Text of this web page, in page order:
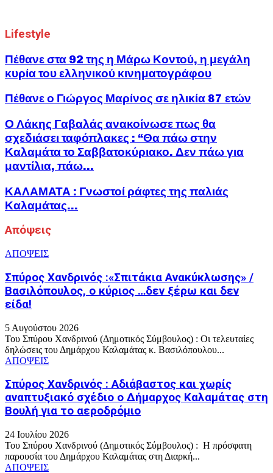
Lifestyle
Πέθανε στα 92 της η Μάρω Κοντού, η μεγάλη
κυρία του ελληνικού κινηματογράφου
Πέθανε ο Γιώργος Μαρίνος σε ηλικία 87 ετών
Ο Λάκης Γαβαλάς ανακοίνωσε πως θα
σχεδιάσει ταφόπλακες : “Θα πάω στην
Καλαμάτα το Σαββατοκύριακο. Δεν πάω για
μαντίλια, πάω...
ΚΑΛΑΜΑΤΑ : Γνωστοί ράφτες της παλιάς
Καλαμάτας…
Απόψεις
ΑΠΟΨΕΙΣ
Σπύρος Χανδρινός :«Σπιτάκια Ανακύκλωσης» /
Βασιλόπουλος, ο κύριος …δεν ξέρω και δεν
είδα!
5 Αυγούστου 2026
Του Σπύρου Χανδρινού (Δημοτικός Σύμβουλος) : Οι τελευταίες
δηλώσεις του Δημάρχου Καλαμάτας κ. Βασιλόπουλου...
ΑΠΟΨΕΙΣ
Σπύρος Χανδρινός : Αδιάβαστος και χωρίς
αναπτυξιακό σχέδιο ο Δήμαρχος Καλαμάτας στη
Βουλή για το αεροδρόμιο
24 Ιουλίου 2026
Του Σπύρου Χανδρινού (Δημοτικός Σύμβουλος) : Η πρόσφατη
παρουσία του Δημάρχου Καλαμάτας στη Διαρκή...
ΑΠΟΨΕΙΣ